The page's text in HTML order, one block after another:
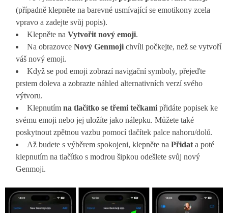
(případně klepněte na barevné usmívající se emotikony zcela
vpravo a zadejte svůj popis).
Klepněte na Vytvořit nový emoji.
Na obrazovce Nový Genmoji chvíli počkejte, než se vytvoří
váš nový emoji.
Když se pod emoji zobrazí navigační symboly, přejeďte
prstem doleva a zobrazte náhled alternativních verzí svého
výtvoru.
Klepnutím na tlačítko se třemi tečkami přidáte popisek ke
svému emoji nebo jej uložíte jako nálepku. Můžete také
poskytnout zpětnou vazbu pomocí tlačítek palce nahoru/dolů.
Až budete s výběrem spokojeni, klepněte na Přidat a poté
klepnutím na tlačítko s modrou šipkou odešlete svůj nový
Genmoji.